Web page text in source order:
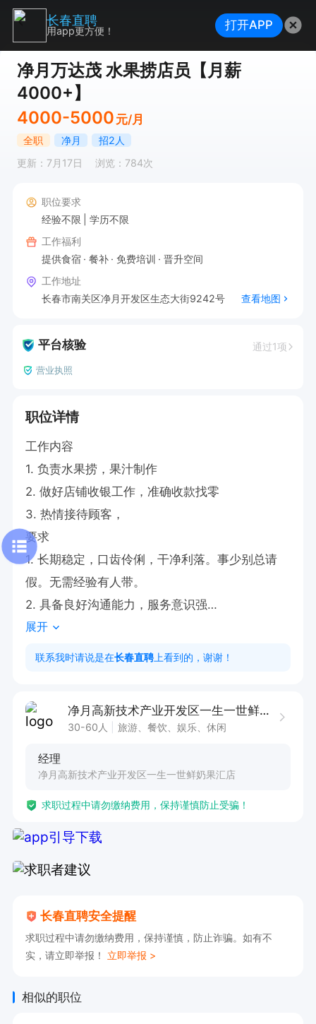
净月万达茂 水果捞店员【月薪
4000+】
4000-5000 元/月
全职 净月
招2人
更新：7月17日
浏览：784次
职位要求
经验不限
学历不限
工作福利
提供食宿
餐补 免费培训
晋升空间
工作地址
长春市南关区净月开发区生态大街9242号
查看地图
平台核验 通过1项
营业执照
职位详情
工作内容
1. 负责水果捞，果汁制作
2. 做好店铺收银工作，准确收款找零
3. 热情接待顾客，
要求
1. 长期稳定，口齿伶俐，干净利落。事少别总请
假。无需经验有人带。
2. 具备良好沟通能力，服务意识强
3. 有餐饮服务经验者优先
老板好说话，人好，事少，假期工勿扰
展开
联系我时请说是在长春直聘 上看到的，谢谢！
净月高新技术产业开发区一生一世鲜奶果汇店
30-60人 旅游、餐饮、娱乐、休闲
经理
净月高新技术产业开发区一生一世鲜奶果汇店
求职过程中请勿缴纳费用，保持谨慎防止受骗！
长春直聘安全提醒
求职过程中请勿缴纳费用，保持谨慎，防止诈骗。如有不
实，请立即举报！ 立即举报 >
相似的职位
长春直聘
用app更方便！ 打开APP